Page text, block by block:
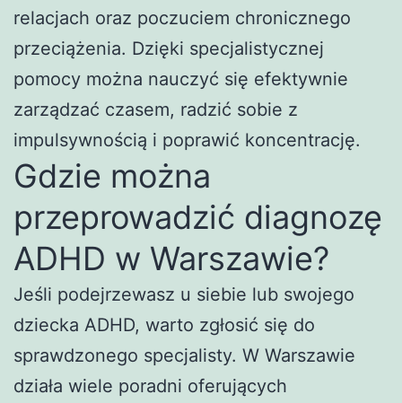
relacjach oraz poczuciem chronicznego
przeciążenia. Dzięki specjalistycznej
pomocy można nauczyć się efektywnie
zarządzać czasem, radzić sobie z
impulsywnością i poprawić koncentrację.
Gdzie można
przeprowadzić diagnozę
ADHD w Warszawie?
Jeśli podejrzewasz u siebie lub swojego
dziecka ADHD, warto zgłosić się do
sprawdzonego specjalisty. W Warszawie
działa wiele poradni oferujących